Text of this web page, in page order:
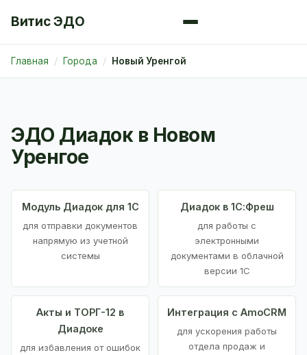
Витис ЭДО
Главная Города Новый Уренгой
ЭДО Диадок в Новом
Уренгое
Модуль Диадок для 1С
для отправки документов
напрямую из учетной
системы
Диадок в 1С:Фреш
для работы с
электронными
документами в облачной
версии 1С
Акты и ТОРГ-12 в
Диадоке
для избавления от ошибок
Интеграция с AmoCRM
для ускорения работы
отдела продаж и